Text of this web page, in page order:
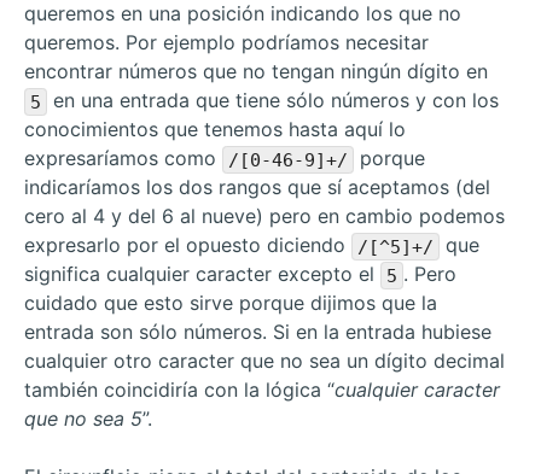
queremos en una posición indicando los que no
queremos. Por ejemplo podríamos necesitar
encontrar números que no tengan ningún dígito en
5
en una entrada que tiene sólo números y con los
conocimientos que tenemos hasta aquí lo
expresaríamos como
/[0-46-9]+/
porque
indicaríamos los dos rangos que sí aceptamos (del
cero al 4 y del 6 al nueve) pero en cambio podemos
expresarlo por el opuesto diciendo
/[^5]+/
que
significa cualquier caracter excepto el
5 . Pero
cuidado que esto sirve porque dijimos que la
entrada son sólo números. Si en la entrada hubiese
cualquier otro caracter que no sea un dígito decimal
también coincidiría con la lógica “cualquier caracter
que no sea 5”.